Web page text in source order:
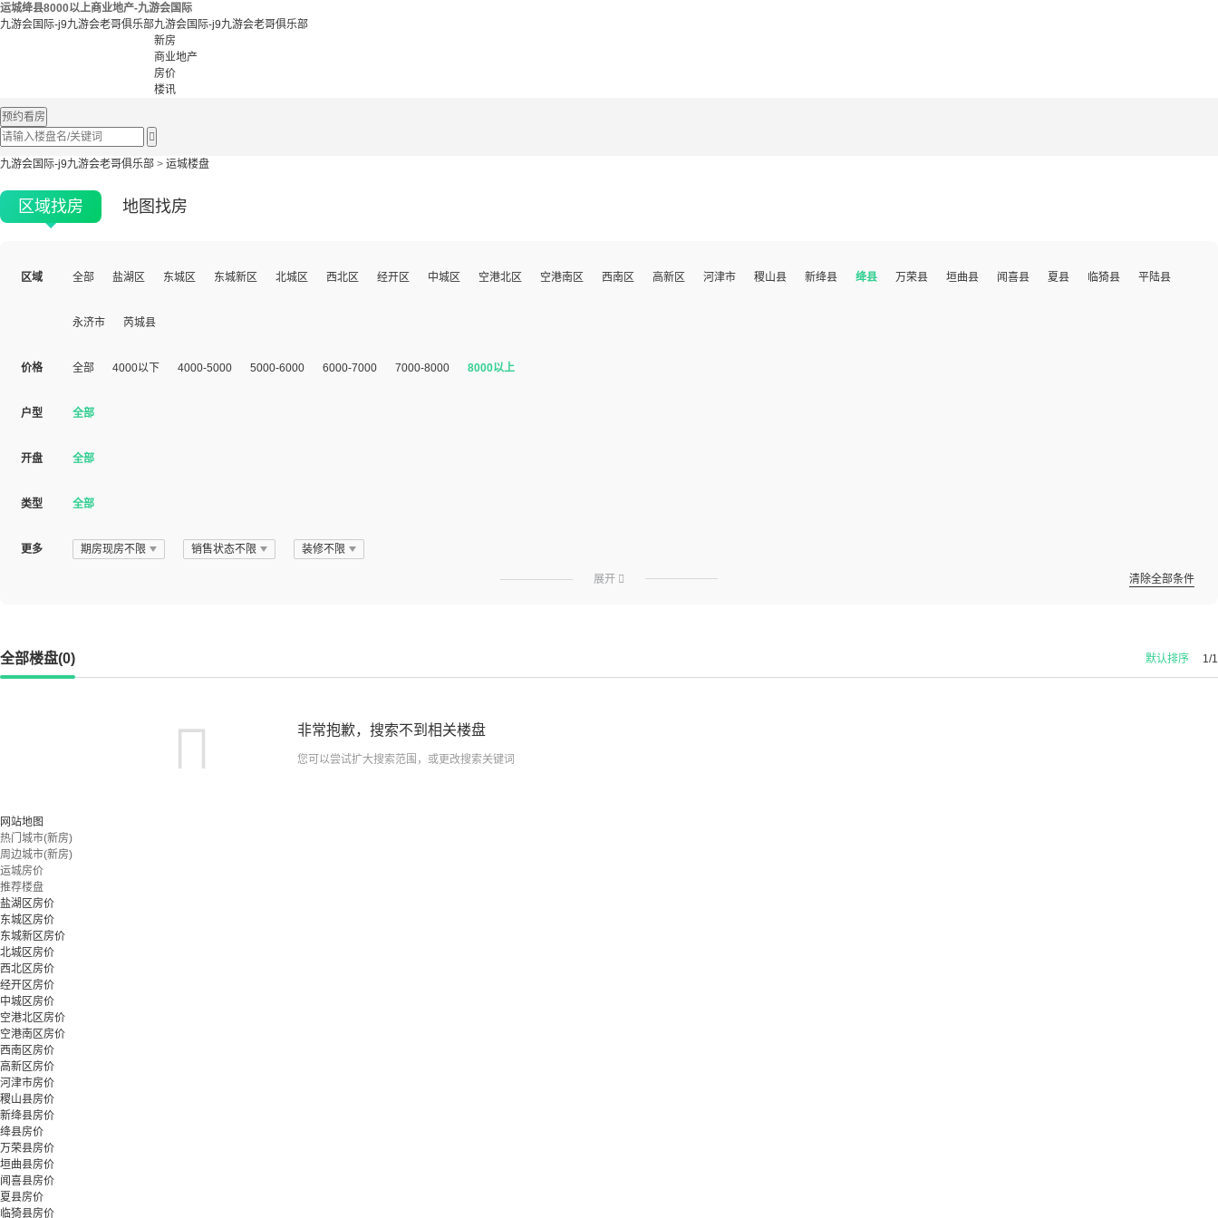
运城绛县8000以上商业地产-九游会国际
九游会国际-j9九游会老哥俱乐部九游会国际-j9九游会老哥俱乐部
新房
商业地产
房价
楼讯
预约看房

九游会国际-j9九游会老哥俱乐部 > 运城楼盘
区域找房 地图找房
区域 全部 盐湖区 东城区 东城新区 北城区 西北区 经开区 中城区 空港北区 空港南区 西南区 高新区 河津市 稷山县 新绛县 绛县 万荣县 垣曲县 闻喜县 夏县 临猗县 平陆县
永济市 芮城县
价格 全部 4000以下 4000-5000 5000-6000 6000-7000 7000-8000 8000以上
户型 全部
开盘 全部
类型 全部
更多 期房现房不限 销售状态不限 装修不限
展开  清除全部条件
全部楼盘(0) 1/1
默认排序
非常抱歉，搜索不到相关楼盘
您可以尝试扩大搜索范围，或更改搜索关键词
网站地图
热门城市(新房)
周边城市(新房)
运城房价
推荐楼盘
盐湖区房价
东城区房价
东城新区房价
北城区房价
西北区房价
经开区房价
中城区房价
空港北区房价
空港南区房价
西南区房价
高新区房价
河津市房价
稷山县房价
新绛县房价
绛县房价
万荣县房价
垣曲县房价
闻喜县房价
夏县房价
临猗县房价